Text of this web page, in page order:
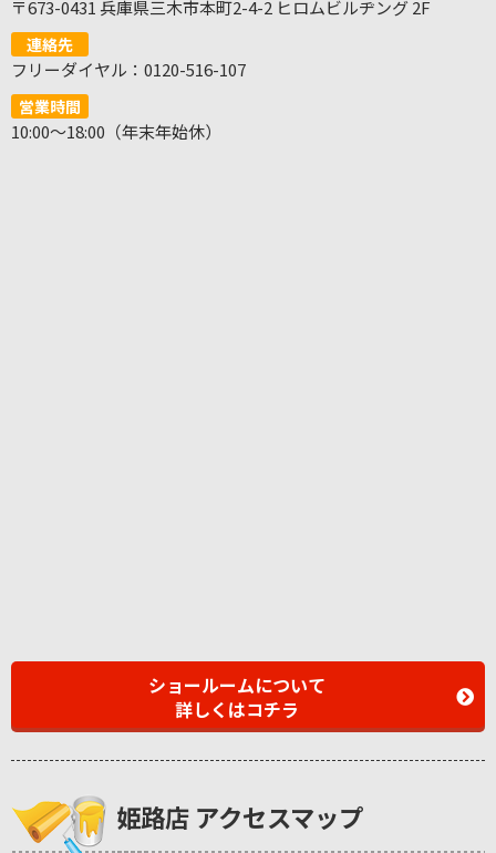
〒673-0431 兵庫県三木市本町2-4-2 ヒロムビルヂング 2F
連絡先
フリーダイヤル：0120-516-107
営業時間
10:00～18:00（年末年始休）
ショールームについて
詳しくはコチラ
姫路店 アクセスマップ